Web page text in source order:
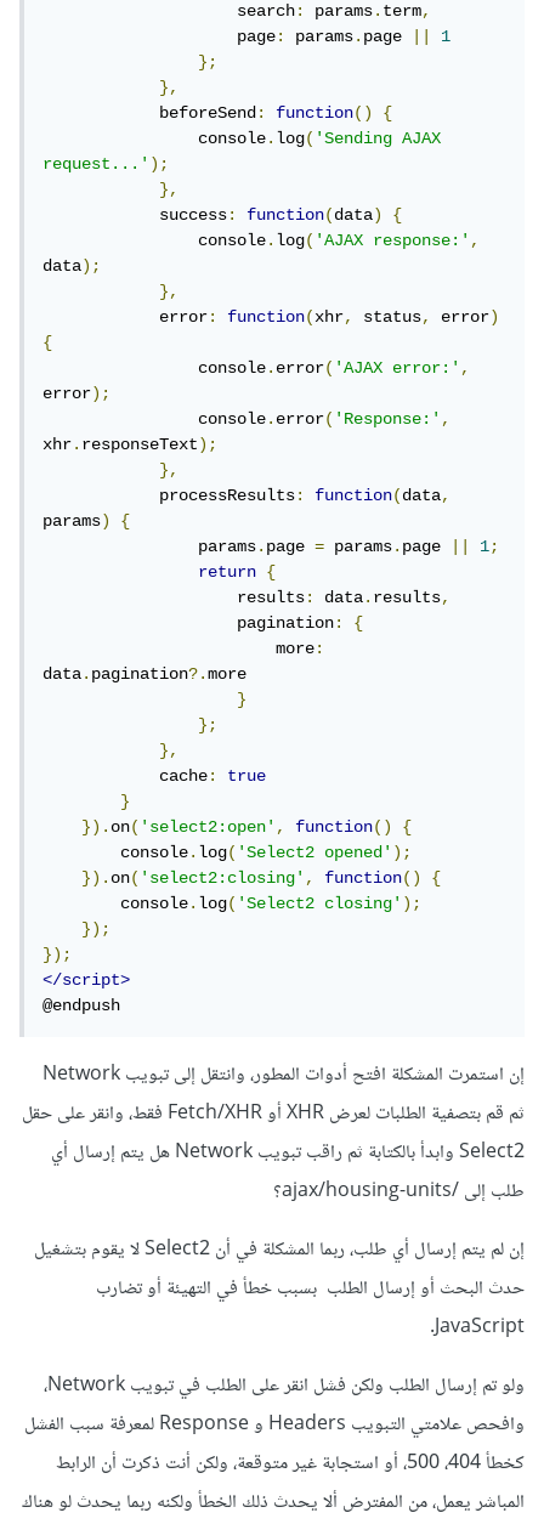
                    search
: params.term,
                    page
: params.page
1
};
},
            beforeSend
: function()
{
                console
.log('Sending AJAX
request...');
},
            success
: function(data)
{
                console
.log('AJAX response:',
data);
},
            error
: function(xhr, status, error)
{
                console
.error('AJAX error:',
error);
                console
.error('Response:',
xhr.responseText);
},
            processResults
: function(data,
params)
{
                params
.page = params.page 1;
return
{
                    results
: data.results,
                    pagination
:
{
                        more
:
data.pagination?.more
}
};
},
            cache
:
true
}
}).on('select2:open', function()
{
        console
.log('Select2 opened');
}).on('select2:closing', function()
{
        console
.log('Select2 closing');
});
});
</script>
@endpush
إن استمرت المشكلة افتح أدوات المطور، وانتقل إلى تبويب Network
ثم قم بتصفية الطلبات لعرض XHR أو Fetch/XHR فقط، وانقر على حقل
Select2 وابدأ بالكتابة ثم راقب تبويب Network هل يتم إرسال أي
طلب إلى /ajax/housing-units؟
إن لم يتم إرسال أي طلب، ربما المشكلة في أن Select2 لا يقوم بتشغيل
حدث البحث أو إرسال الطلب بسبب خطأ في التهيئة أو تضارب
JavaScript.
ولو تم إرسال الطلب ولكن فشل انقر على الطلب في تبويب Network،
وافحص علامتي التبويب Headers و Response لمعرفة سبب الفشل
كخطأ 404، 500، أو استجابة غير متوقعة، ولكن أنت ذكرت أن الرابط
المباشر يعمل، من المفترض ألا يحدث ذلك الخطأ ولكنه ربما يحدث لو هناك